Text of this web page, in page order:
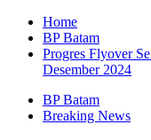
Home
BP Batam
Progres Flyover
Desember 2024
BP Batam
Breaking News